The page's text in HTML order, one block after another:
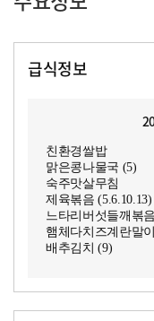
급식정보
친환경쌀밥
맑은콩나물국 (5)
숙주맛살무침
제육볶음 (5.6.10.13)
느타리버섯들깨볶음
햄체다치즈계란말
배추김치 (9)